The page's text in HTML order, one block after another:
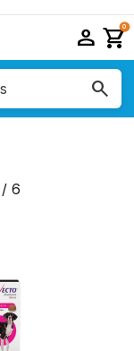
person shopping_cart
0
/ 6